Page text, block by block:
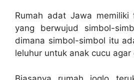
Rumah adat Jawa
yang berwujud simbol-
dimana simbol-simbol itu
leluhur untuk anak cucu agar